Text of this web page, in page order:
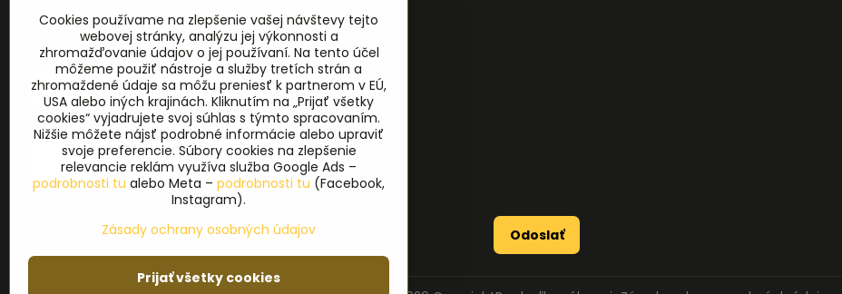
Prihlásenie na odber noviniek
Meno*
E-mail*
Odoslať
Cookies používame na zlepšenie vašej návštevy tejto
webovej stránky, analýzu jej výkonnosti a
zhromažďovanie údajov o jej používaní. Na tento účel
môžeme použiť nástroje a služby tretích strán a
zhromaždené údaje sa môžu preniesť k partnerom v EÚ,
USA alebo iných krajinách. Kliknutím na „Prijať všetky
cookies“ vyjadrujete svoj súhlas s týmto spracovaním.
Nižšie môžete nájsť podrobné informácie alebo upraviť
svoje preferencie. Súbory cookies na zlepšenie
relevancie reklám využíva služba Google Ads –
podrobnosti tu alebo Meta – podrobnosti tu (Facebook,
Instagram).
Zásady ochrany osobných údajov
Prijať všetky cookies